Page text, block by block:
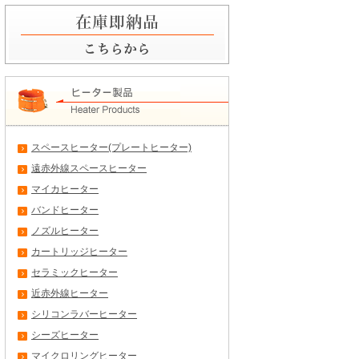
スペースヒーター(プレートヒーター)
遠赤外線スペースヒーター
マイカヒーター
バンドヒーター
ノズルヒーター
カートリッジヒーター
セラミックヒーター
近赤外線ヒーター
シリコンラバーヒーター
シーズヒーター
マイクロリングヒーター